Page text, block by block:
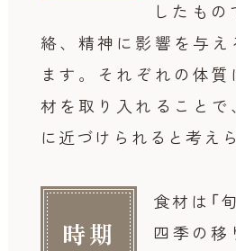
したもの
絡、精神に影響を与え
ます。それぞれの体
材を取り入れることで
に近づけられると考え
時期
食材は「
四季の移